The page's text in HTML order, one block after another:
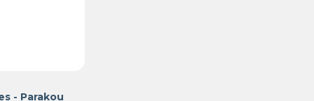
- Parakou